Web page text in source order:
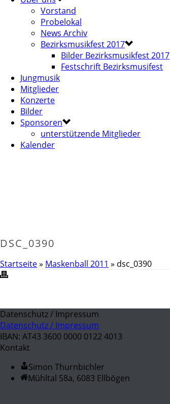
Vorstand
Probelokal
News Archiv
Bezirksmusikfest 2017
Bilder Bezirksmusikfest 2017
Festschrift Bezirksmusifest
Jungmusik
Mitglieder
Konzerte
Bilder
Sponsoren
unterstützende Mitglieder
Kalender
DSC_0390
Startseite» Maskenball 2011 » dsc_0390
Datenschutz / Impressum
Datenschutz / Impressum
IBAN: AT43 3600 0000 0122 4013
Kontakt
Simon Thurnbichler
Mühltal 58a, 6083 Ellbögen